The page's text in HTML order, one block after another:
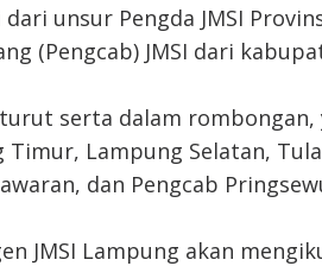
unsur Pengda JMSI
(Pengcab) JMSI dari
serta dalam rombongan,
Lampung Selatan,
dan Pengcab
JMSI Lampung akan